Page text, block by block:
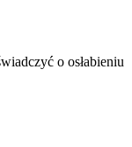
o osłabieniu